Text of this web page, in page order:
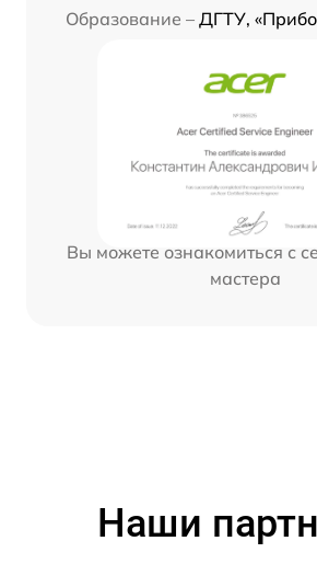
Образование – ДГТУ,
Вы можете ознакомиться с
мастера
Наши